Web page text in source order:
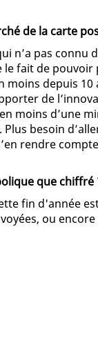
de la carte
n’a pas connu
le fait de pouvoir
moins depuis 10
de
moins d’une
besoin
rendre
que chiffré
fin d'année
ou